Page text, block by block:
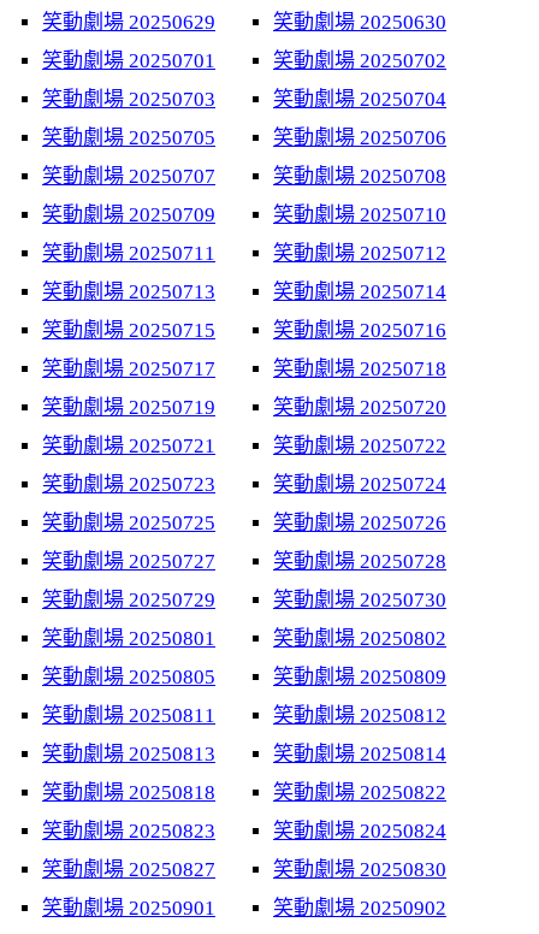
笑動劇場 20250629
笑動劇場 20250630
笑動劇場 20250701
笑動劇場 20250702
笑動劇場 20250703
笑動劇場 20250704
笑動劇場 20250705
笑動劇場 20250706
笑動劇場 20250707
笑動劇場 20250708
笑動劇場 20250709
笑動劇場 20250710
笑動劇場 20250711
笑動劇場 20250712
笑動劇場 20250713
笑動劇場 20250714
笑動劇場 20250715
笑動劇場 20250716
笑動劇場 20250717
笑動劇場 20250718
笑動劇場 20250719
笑動劇場 20250720
笑動劇場 20250721
笑動劇場 20250722
笑動劇場 20250723
笑動劇場 20250724
笑動劇場 20250725
笑動劇場 20250726
笑動劇場 20250727
笑動劇場 20250728
笑動劇場 20250729
笑動劇場 20250730
笑動劇場 20250801
笑動劇場 20250802
笑動劇場 20250805
笑動劇場 20250809
笑動劇場 20250811
笑動劇場 20250812
笑動劇場 20250813
笑動劇場 20250814
笑動劇場 20250818
笑動劇場 20250822
笑動劇場 20250823
笑動劇場 20250824
笑動劇場 20250827
笑動劇場 20250830
笑動劇場 20250901
笑動劇場 20250902